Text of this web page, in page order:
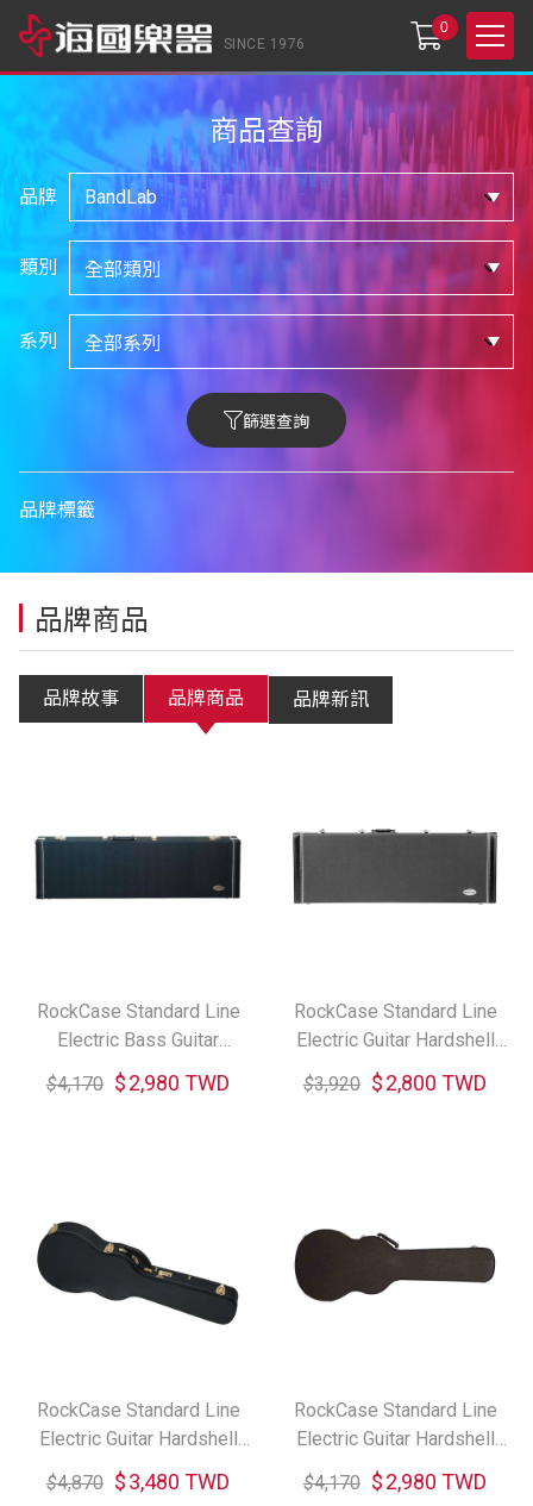
SINCE 1976
0
商品查詢
品牌
類別
系列
篩選查詢
品牌標籤
品牌商品
品牌故事 品牌商品 品牌新訊
RockCase Standard Line
Electric Bass Guitar
Hardshell Case 電貝斯琴盒
$4,170 $2,980 TWD
RockCase Standard Line
Electric Guitar Hardshell
Case 電吉他琴盒
$3,920 $2,800 TWD
RockCase Standard Line
Electric Guitar Hardshell
Case 電吉他琴盒
$4,870 $3,480 TWD
RockCase Standard Line
Electric Guitar Hardshell
Case 電吉他琴盒
$4,170 $2,980 TWD